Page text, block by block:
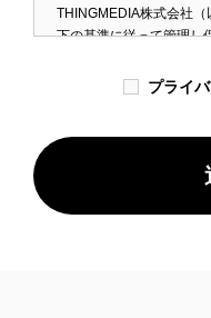
THINGMEDIA株式会社
下の基準に従って管理し
適応されます。プライ